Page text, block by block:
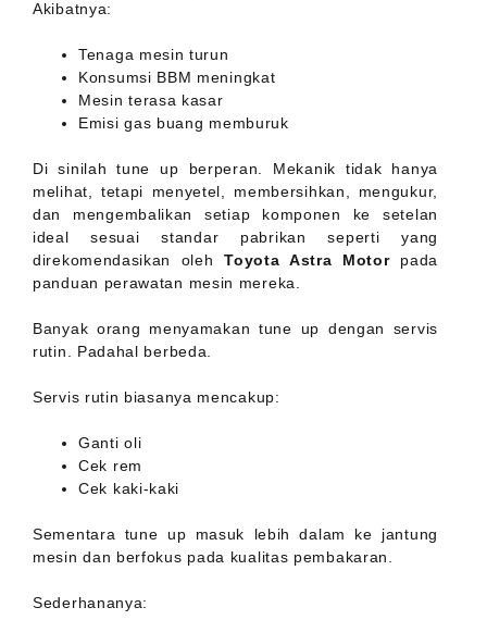
Akibatnya:
Tenaga mesin turun
Konsumsi BBM meningkat
Mesin terasa kasar
Emisi gas buang memburuk
Di sinilah tune up berperan. Mekanik tidak hanya
melihat, tetapi menyetel, membersihkan, mengukur,
dan mengembalikan setiap komponen ke setelan
ideal sesuai standar pabrikan seperti yang
direkomendasikan olehToyota Astra Motorpada
panduan perawatan mesin mereka.
Banyak orang menyamakan tune up dengan servis
rutin. Padahal berbeda.
Servis rutin biasanya mencakup:
Ganti oli
Cek rem
Cek kaki-kaki
Sementara tune up masuk lebih dalam ke jantung
mesin dan berfokus pada kualitas pembakaran.
Sederhananya: